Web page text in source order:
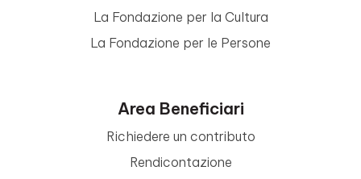
La Fondazione per la Cultura
La Fondazione per le Persone
Area Beneficiari
Richiedere un contributo
Rendicontazione